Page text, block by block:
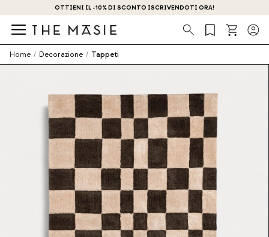
OTTIENI IL -10% DI SCONTO ISCRIVENDOTI ORA!
Ricerca
Home / Decorazione / Tappeti